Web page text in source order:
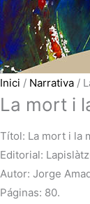
Inici / Narrativa /
La mort i
Títol: La mort i la
Editorial:
Autor: Jorge
Páginas: 80.